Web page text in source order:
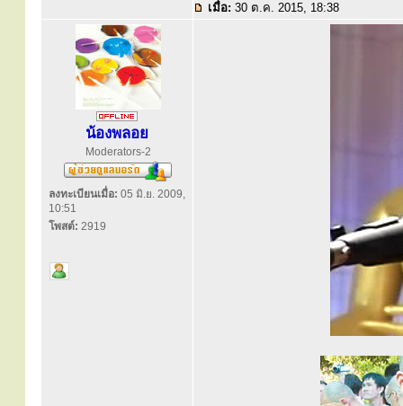
เมื่อ: 30 ต.ค. 2015, 18:38
น้องพลอย
Moderators-2
ลงทะเบียนเมื่อ: 05 มิ.ย. 2009,
10:51
โพสต์: 2919